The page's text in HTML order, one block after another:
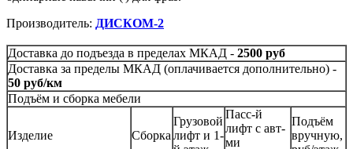
Производитель: ДИСКОМ-2
Доставка до подъезда в пределах МКАД - 2500 руб
Доставка за пределы МКАД (оплачивается дополнительно) -
50 руб/км
Подъём и сборка мебели
Изделие Сборка
Грузовой
лифт и 1-
Пасс-й
лифт с авт-
ми
Подъём
вручную,